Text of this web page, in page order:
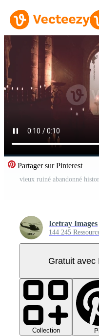
Partager sur Pinterest
vieux ruiné abandonné
Icetray Images
144 245
Gratuit avec
Collection